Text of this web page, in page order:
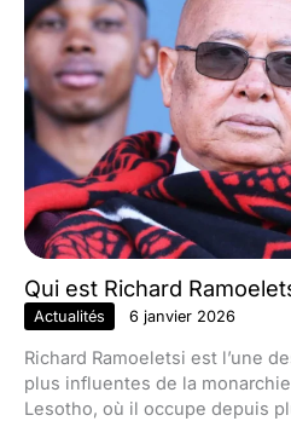
Qui est Richard
Actualités 6 janvier 2026
Richard Ramoeletsi est l’une
plus influentes de la
Lesotho, où il occupe depuis